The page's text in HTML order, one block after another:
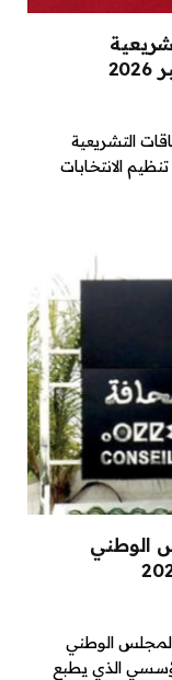
التشريعية
الانتخابات
الوطني
الوطني
الذي يطبع